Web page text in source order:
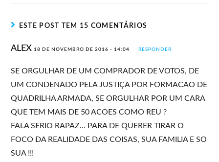
ESTE POST TEM 15 COMENTÁRIOS
ALEX 18 DE NOVEMBRO DE 2016 - 14:04 RESPONDER
SE ORGULHAR DE UM COMPRADOR DE VOTOS, DE
UM CONDENADO PELA JUSTIÇA POR FORMACAO DE
QUADRILHA ARMADA, SE ORGULHAR POR UM CARA
QUE TEM MAIS DE 50 ACOES COMO REU ?
FALA SERIO RAPAZ… PARA DE QUERER TIRAR O
FOCO DA REALIDADE DAS COISAS, SUA FAMILIA E SO
SUA !!!